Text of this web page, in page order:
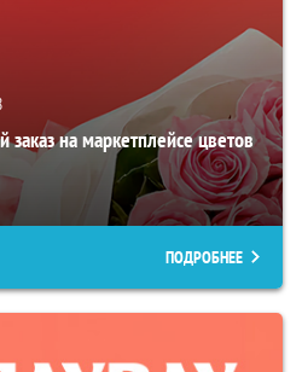
на маркетплейсе цветов
ПОДРОБНЕЕ